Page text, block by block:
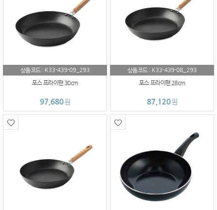
상품코드 : K33-439-09_293
포스 프라이팬 30cm
97,680원
상품코드 : K33-439-08_293
포스 프라이팬 28cm
87,120원